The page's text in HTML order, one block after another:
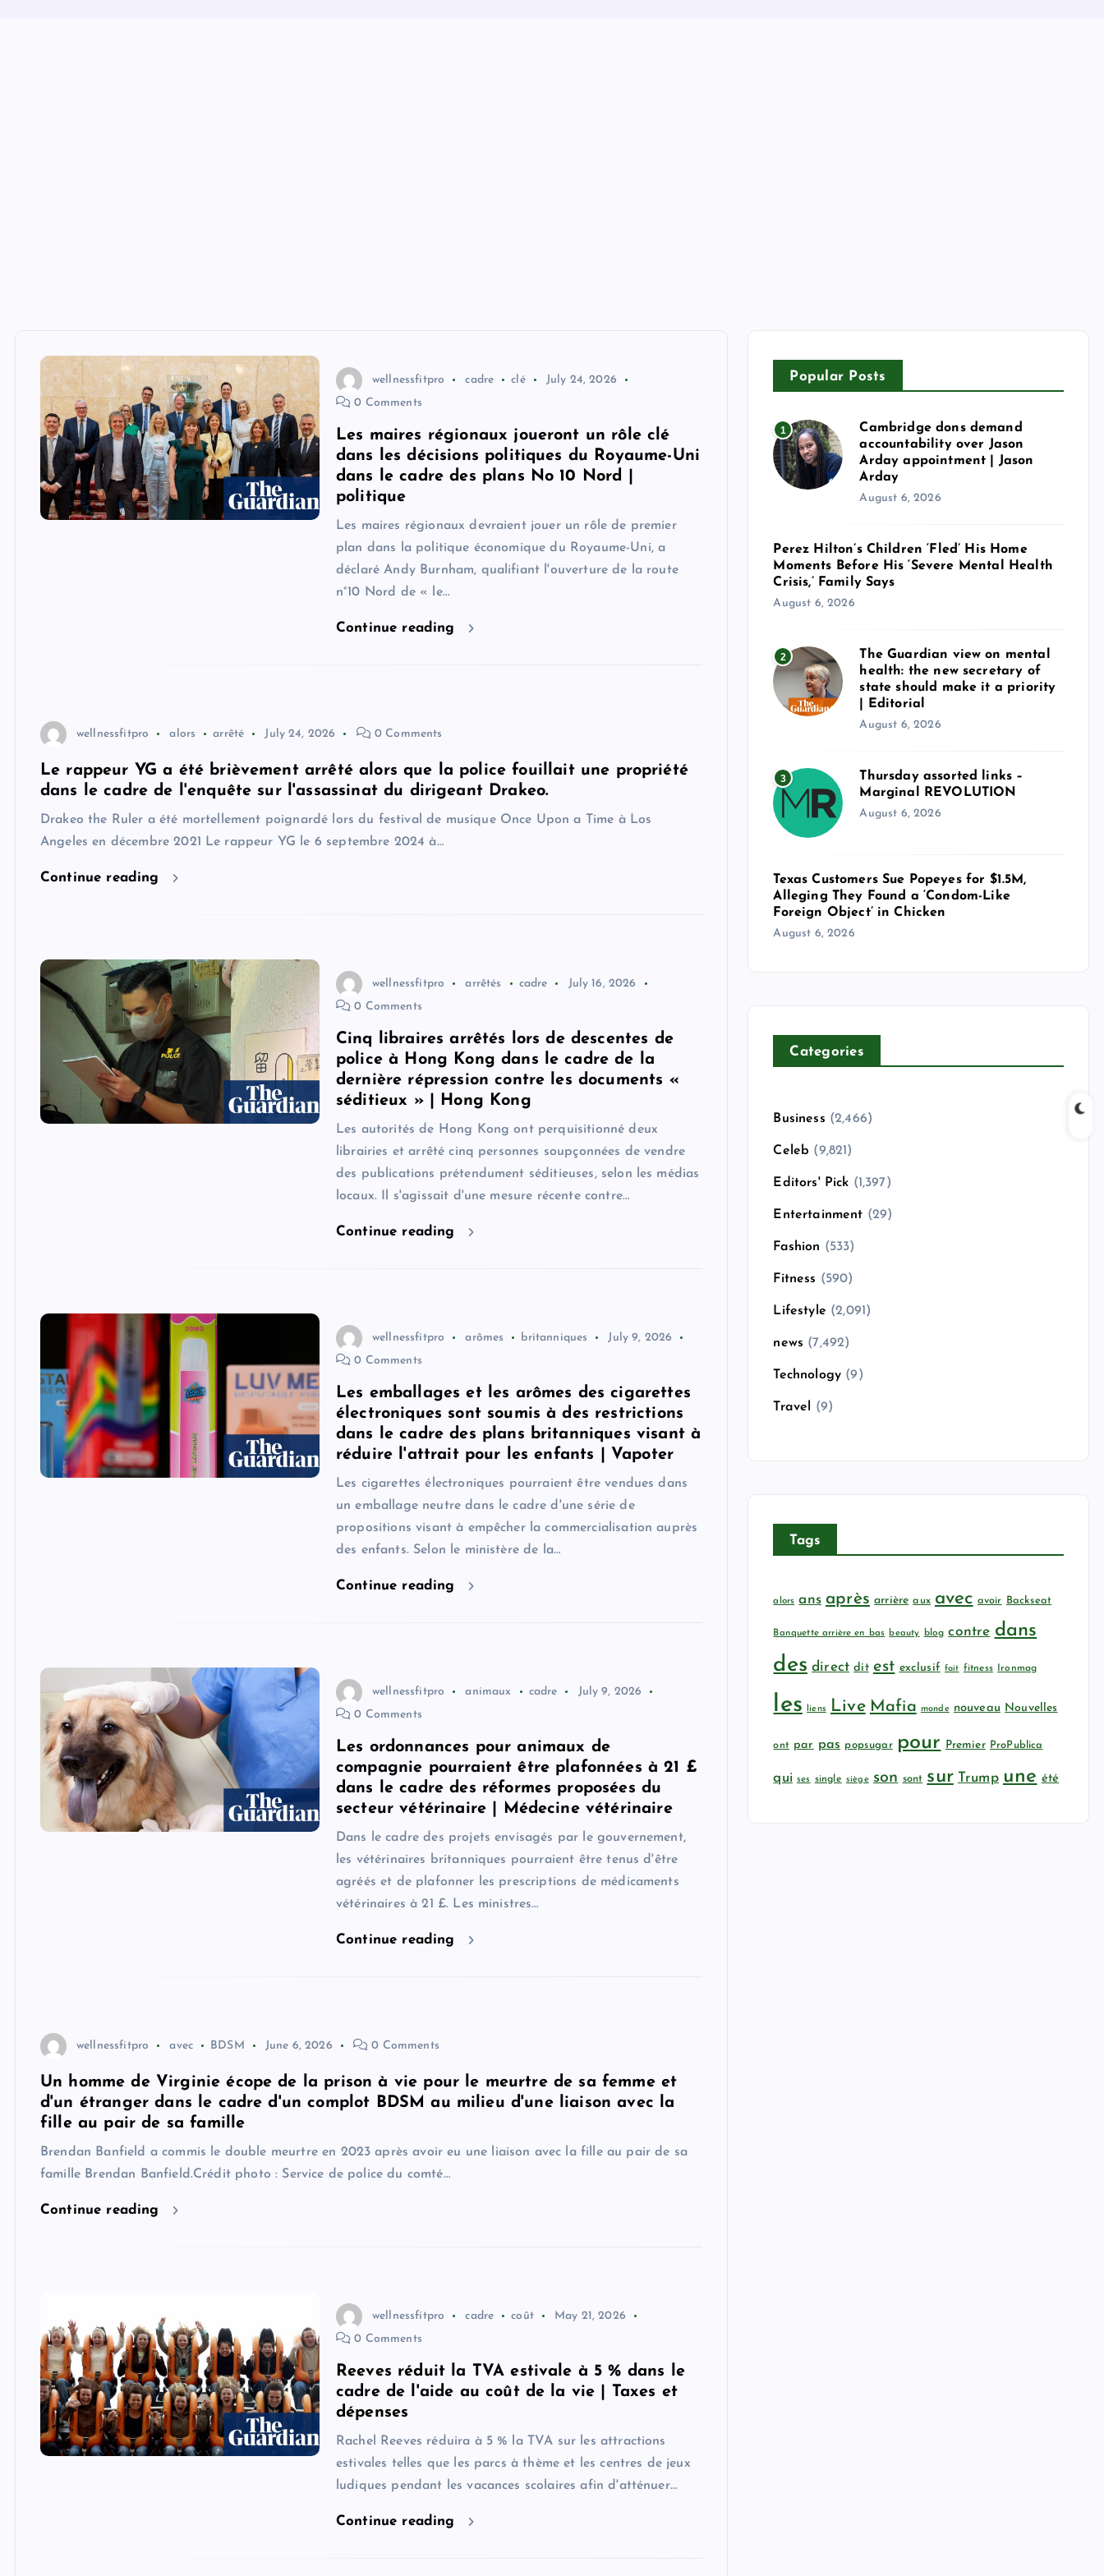
wellnessfitpro cadre clé
July 24, 2026
0 Comments
Les maires régionaux joueront un rôle clé
dans les décisions politiques du Royaume-Uni
dans le cadre des plans No 10 Nord |
politique
Les maires régionaux devraient jouer un rôle de premier
plan dans la politique économique du Royaume-Uni, a
déclaré Andy Burnham, qualifiant l'ouverture de la route
n°10 Nord de « le…
Continue reading
wellnessfitpro alors arrêté July 24, 2026 0 Comments
Le rappeur YG a été brièvement arrêté alors que la police fouillait une propriété
dans le cadre de l'enquête sur l'assassinat du dirigeant Drakeo.
Drakeo the Ruler a été mortellement poignardé lors du festival de musique Once Upon a Time à Los
Angeles en décembre 2021 Le rappeur YG le 6 septembre 2024 à…
Continue reading
wellnessfitpro arrêtés cadre
July 16, 2026
0 Comments
Cinq libraires arrêtés lors de descentes de
police à Hong Kong dans le cadre de la
dernière répression contre les documents «
séditieux » | Hong Kong
Les autorités de Hong Kong ont perquisitionné deux
librairies et arrêté cinq personnes soupçonnées de vendre
des publications prétendument séditieuses, selon les médias
locaux. Il s'agissait d'une mesure récente contre…
Continue reading
wellnessfitpro arômes britanniques
July 9, 2026
0 Comments
Les emballages et les arômes des cigarettes
électroniques sont soumis à des restrictions
dans le cadre des plans britanniques visant à
réduire l'attrait pour les enfants | Vapoter
Les cigarettes électroniques pourraient être vendues dans
un emballage neutre dans le cadre d'une série de
propositions visant à empêcher la commercialisation auprès
des enfants. Selon le ministère de la…
Continue reading
wellnessfitpro animaux cadre
July 9, 2026
0 Comments
Les ordonnances pour animaux de
compagnie pourraient être plafonnées à 21 £
dans le cadre des réformes proposées du
secteur vétérinaire | Médecine vétérinaire
Dans le cadre des projets envisagés par le gouvernement,
les vétérinaires britanniques pourraient être tenus d'être
agréés et de plafonner les prescriptions de médicaments
vétérinaires à 21 £. Les ministres…
Continue reading
wellnessfitpro avec BDSM June 6, 2026 0 Comments
Un homme de Virginie écope de la prison à vie pour le meurtre de sa femme et
d'un étranger dans le cadre d'un complot BDSM au milieu d'une liaison avec la
fille au pair de sa famille
Brendan Banfield a commis le double meurtre en 2023 après avoir eu une liaison avec la fille au pair de sa
famille Brendan Banfield.Crédit photo : Service de police du comté…
Continue reading
wellnessfitpro cadre coût
May 21, 2026
0 Comments
Reeves réduit la TVA estivale à 5 % dans le
cadre de l'aide au coût de la vie | Taxes et
dépenses
Rachel Reeves réduira à 5 % la TVA sur les attractions
estivales telles que les parcs à thème et les centres de jeux
ludiques pendant les vacances scolaires afin d'atténuer…
Continue reading
Popular Posts
1
Cambridge dons demand
accountability over Jason
Arday appointment | Jason
Arday
August 6, 2026
Perez Hilton’s Children ‘Fled’ His Home
Moments Before His ‘Severe Mental Health
Crisis,’ Family Says
August 6, 2026
2
The Guardian view on mental
health: the new secretary of
state should make it a priority
| Editorial
August 6, 2026
3
Thursday assorted links –
Marginal REVOLUTION
August 6, 2026
Texas Customers Sue Popeyes for $1.5M,
Alleging They Found a ‘Condom-Like
Foreign Object’ in Chicken
August 6, 2026
Categories
Business (2,466)
Celeb (9,821)
Editors' Pick (1,397)
Entertainment (29)
Fashion (533)
Fitness (590)
Lifestyle (2,091)
news (7,492)
Technology (9)
Travel (9)
Tags
alors ans après arrière aux avec avoir Backseat
Banquette arrière en bas beauty blog contre dans
des direct dit est exclusif fait fitness Ironmag
les liens Live Mafia monde nouveau Nouvelles
ont par pas popsugar pour Premier ProPublica
qui ses single siège son sont sur Trump une été